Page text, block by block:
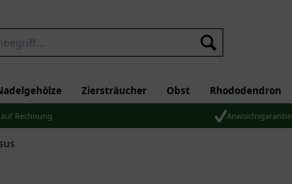
Ziersträucher Obst Rhododendron
Rechnung Anwuchsgarantie